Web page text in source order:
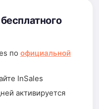
по официальной
InSales
активируется